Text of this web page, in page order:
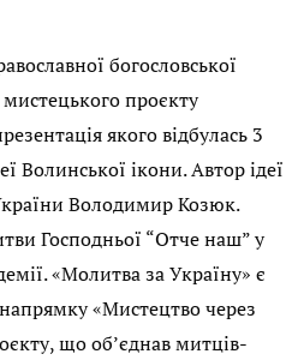
богословської
проєкту
якого відбулась 3
Волинської ікони. Автор ідеї
Володимир Козюк.
Господньої “Отче наш” у
«Молитва за Україну» є
«Мистецтво через
що об’єднав митців-